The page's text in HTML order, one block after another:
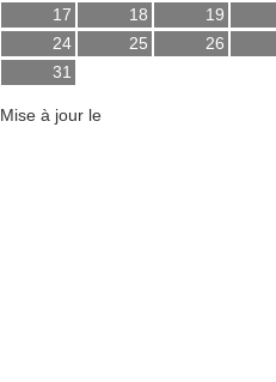
17
18 19
24
25 26
31
Mise à jour le